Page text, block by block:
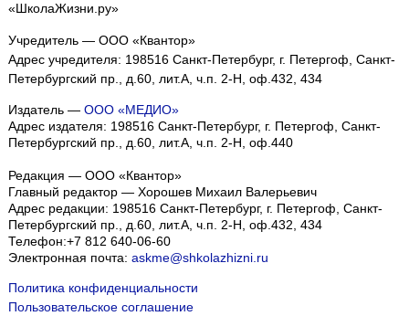
«ШколаЖизни.ру»
Учредитель — ООО «Квантор»
Адрес учредителя: 198516 Санкт-Петербург, г. Петергоф, Санкт-
Петербургский пр., д.60, лит.А, ч.п. 2-Н, оф.432, 434
Издатель — ООО «МЕДИО»
Адрес издателя: 198516 Санкт-Петербург, г. Петергоф, Санкт-
Петербургский пр., д.60, лит.А, ч.п. 2-Н, оф.440
Редакция — ООО «Квантор»
Главный редактор — Хорошев Михаил Валерьевич
Адрес редакции: 198516 Санкт-Петербург, г. Петергоф, Санкт-
Петербургский пр., д.60, лит.А, ч.п. 2-Н, оф.432, 434
Телефон:+7 812 640-06-60
Электронная почта: askme@shkolazhizni.ru
Политика конфиденциальности
Пользовательское соглашение